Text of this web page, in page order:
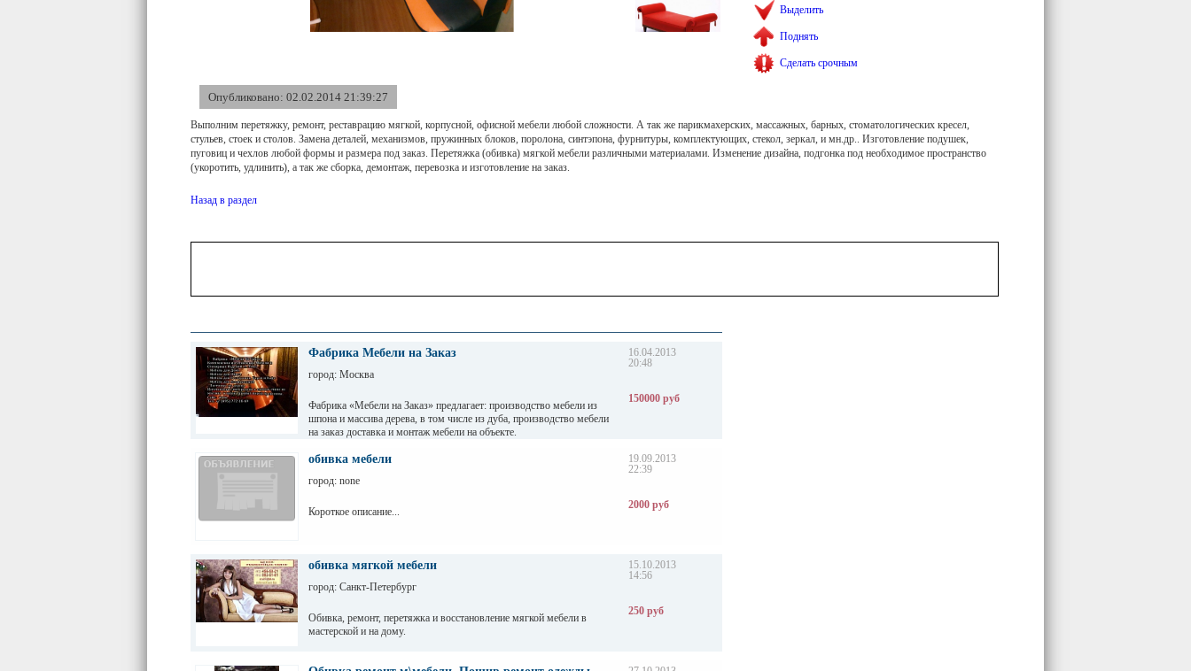
Выделить
Поднять
Сделать срочным
Опубликовано: 02.02.2014 21:39:27
Выполним перетяжку, ремонт, реставрацию мягкой, корпусной, офисной мебели любой сложности. А так же парикмахерских, массажных, барных, стоматологических кресел,
стульев, стоек и столов. Замена деталей, механизмов, пружинных блоков, поролона, синтэпона, фурнитуры, комплектующих, стекол, зеркал, и мн.др.. Изготовление подушек,
пуговиц и чехлов любой формы и размера под заказ. Перетяжка (обивка) мягкой мебели различными материалами. Изменение дизайна, подгонка под необходимое пространство
(укоротить, удлинить), а так же сборка, демонтаж, перевозка и изготовление на заказ.
Назад в раздел
Фабрика Мебели на Заказ
город: Москва
Фабрика «Мебели на Заказ» предлагает: производство мебели из
шпона и массива дерева, в том числе из дуба, производство мебели
на заказ доставка и монтаж мебели на объекте.
старения, полировкой деревянные интерьеры, шкафы и стеллажи
двери на заказ из массива, барные стойки, мебель для баров и кафе,
16.04.2013
20:48
150000 руб
обивка мебели
город: none
Короткое описание...
19.09.2013
22:39
2000 руб
обивка мягкой мебели
город: Санкт-Петербург
Обивка, ремонт, перетяжка и восстановление мягкой мебели в
мастерской и на дому.
15.10.2013
14:56
250 руб